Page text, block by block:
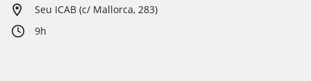
Seu ICAB (c/ Mallorca, 283)
9h